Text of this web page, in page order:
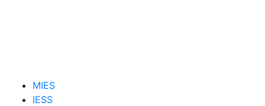
MIES
IESS